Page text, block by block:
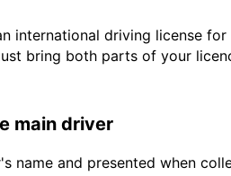
driving license
bring both parts of your
main driver
name and presented when